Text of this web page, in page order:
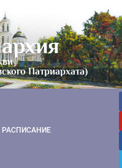
Патриархата)
РАСПИСАНИЕ